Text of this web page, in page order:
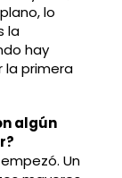
lo
la
hay
la primera
algún
Un